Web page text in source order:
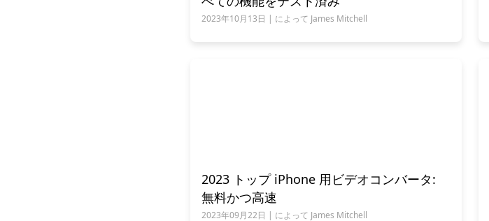
2023年10月13日 | によって James Mitchell
2023 トップ iPhone 用ビデオコンバータ:
無料かつ高速
2023年09月22日 | によって James Mitchell